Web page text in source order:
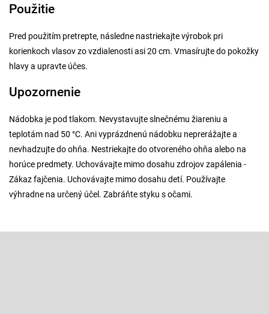
Použitie
Pred použitím pretrepte, následne nastriekajte výrobok pri
korienkoch vlasov zo vzdialenosti asi 20 cm. Vmasírujte do pokožky
hlavy a upravte účes.
Upozornenie
Nádobka je pod tlakom. Nevystavujte slnečnému žiareniu a
teplotám nad 50 °C. Ani vyprázdnenú nádobku neprerážajte a
nevhadzujte do ohňa. Nestriekajte do otvoreného ohňa alebo na
horúce predmety. Uchovávajte mimo dosahu zdrojov zapálenia -
Zákaz fajčenia. Uchovávajte mimo dosahu detí. Používajte
výhradne na určený účel. Zabráňte styku s očami.